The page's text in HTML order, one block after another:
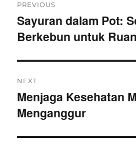
pos
PREVIOUS
Previous
post:
Sayuran dalam Pot:
Berkebun untuk
NEXT
Next
post:
Menjaga Kesehatan
Menganggur